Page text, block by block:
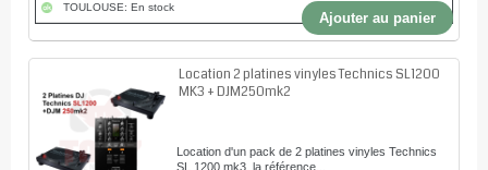
TOULOUSE: En stock
Ajouter au panier
Location 2 platines vinyles Technics SL1200
MK3 + DJM250mk2
Location d'un pack de 2 platines vinyles Technics
SL 1200 mk3, la référence...